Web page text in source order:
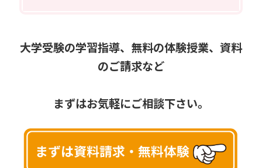
大学受験の学習指導、無料の体験授業、資料
のご請求など
まずはお気軽にご相談下さい。